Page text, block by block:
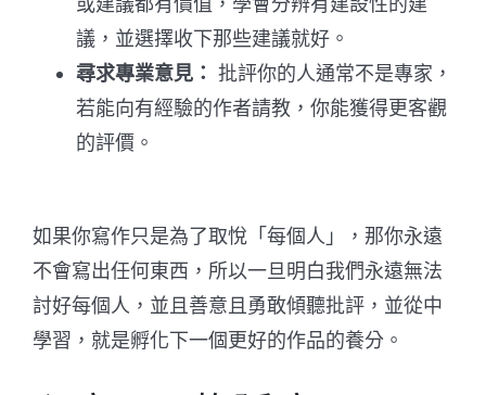
議，並選擇收下那些建議就好。
尋求專業意見： 批評你的人通常不是專家，
若能向有經驗的作者請教，你能獲得更客觀
的評價。
如果你寫作只是為了取悅「每個人」，那你永遠
不會寫出任何東西，所以一旦明白我們永遠無法
討好每個人，並且善意且勇敢傾聽批評，並從中
學習，就是孵化下一個更好的作品的養分。